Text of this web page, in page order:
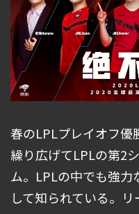
春のLPLプレイオフ優
繰り広げてLPLの第2
ム。LPLの中でも強力
して知られている。